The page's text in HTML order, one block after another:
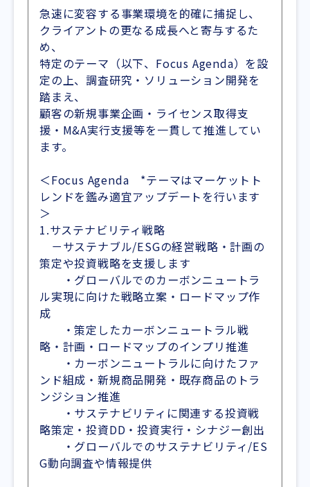
急速に変容する事業環境を的確に捕捉し、
クライアントの更なる成長へと寄与するた
め、
特定のテーマ（以下、Focus Agenda）を設
定の上、調査研究・ソリューション開発を
踏まえ、
顧客の新規事業企画・ライセンス取得支
援・M&A実行支援等を一貫して推進してい
ます。
＜Focus Agenda *テーマはマーケットト
レンドを鑑み適宜アップデートを行います
＞
1.サステナビリティ戦略
－サステナブル/ESGの経営戦略・計画の
策定や投資戦略を支援します
・グローバルでのカーボンニュートラ
ル実現に向けた戦略立案・ロードマップ作
成
・策定したカーボンニュートラル戦
略・計画・ロードマップのインプリ推進
・カーボンニュートラルに向けたファ
ンド組成・新規商品開発・既存商品のトラ
ンジション推進
・サステナビリティに関連する投資戦
略策定・投資DD・投資実行・シナジー創出
・グローバルでのサステナビリティ/ES
G動向調査や情報提供